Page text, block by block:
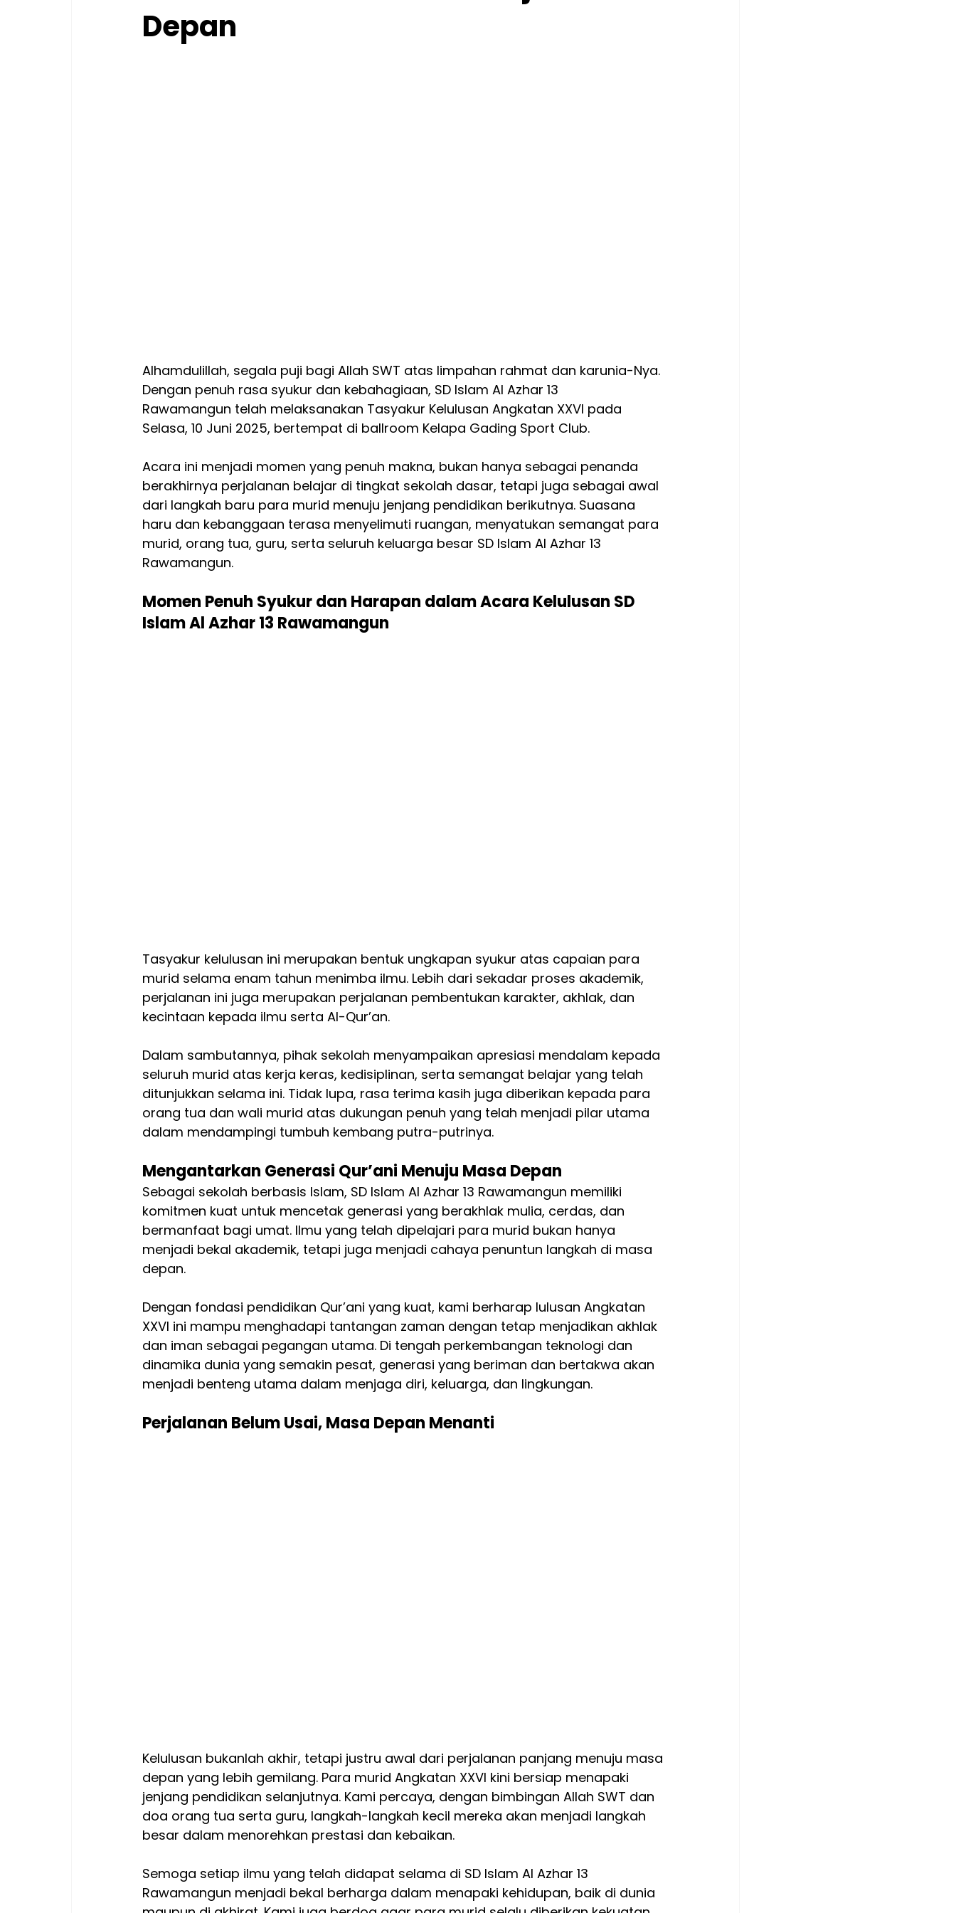
Depan
Alhamdulillah, segala puji bagi Allah SWT atas limpahan rahmat dan karunia-Nya.
Dengan penuh rasa syukur dan kebahagiaan, SD Islam Al Azhar 13
Rawamangun telah melaksanakan Tasyakur Kelulusan Angkatan XXVI pada
Selasa, 10 Juni 2025, bertempat di ballroom Kelapa Gading Sport Club.
Acara ini menjadi momen yang penuh makna, bukan hanya sebagai penanda
berakhirnya perjalanan belajar di tingkat sekolah dasar, tetapi juga sebagai awal
dari langkah baru para murid menuju jenjang pendidikan berikutnya. Suasana
haru dan kebanggaan terasa menyelimuti ruangan, menyatukan semangat para
murid, orang tua, guru, serta seluruh keluarga besar SD Islam Al Azhar 13
Rawamangun.
Momen Penuh Syukur dan Harapan dalam Acara Kelulusan SD
Islam Al Azhar 13 Rawamangun
Tasyakur kelulusan ini merupakan bentuk ungkapan syukur atas capaian para
murid selama enam tahun menimba ilmu. Lebih dari sekadar proses akademik,
perjalanan ini juga merupakan perjalanan pembentukan karakter, akhlak, dan
kecintaan kepada ilmu serta Al-Qur’an.
Dalam sambutannya, pihak sekolah menyampaikan apresiasi mendalam kepada
seluruh murid atas kerja keras, kedisiplinan, serta semangat belajar yang telah
ditunjukkan selama ini. Tidak lupa, rasa terima kasih juga diberikan kepada para
orang tua dan wali murid atas dukungan penuh yang telah menjadi pilar utama
dalam mendampingi tumbuh kembang putra-putrinya.
Mengantarkan Generasi Qur’ani Menuju Masa Depan
Sebagai sekolah berbasis Islam, SD Islam Al Azhar 13 Rawamangun memiliki
komitmen kuat untuk mencetak generasi yang berakhlak mulia, cerdas, dan
bermanfaat bagi umat. Ilmu yang telah dipelajari para murid bukan hanya
menjadi bekal akademik, tetapi juga menjadi cahaya penuntun langkah di masa
depan.
Dengan fondasi pendidikan Qur’ani yang kuat, kami berharap lulusan Angkatan
XXVI ini mampu menghadapi tantangan zaman dengan tetap menjadikan akhlak
dan iman sebagai pegangan utama. Di tengah perkembangan teknologi dan
dinamika dunia yang semakin pesat, generasi yang beriman dan bertakwa akan
menjadi benteng utama dalam menjaga diri, keluarga, dan lingkungan.
Perjalanan Belum Usai, Masa Depan Menanti
Kelulusan bukanlah akhir, tetapi justru awal dari perjalanan panjang menuju masa
depan yang lebih gemilang. Para murid Angkatan XXVI kini bersiap menapaki
jenjang pendidikan selanjutnya. Kami percaya, dengan bimbingan Allah SWT dan
doa orang tua serta guru, langkah-langkah kecil mereka akan menjadi langkah
besar dalam menorehkan prestasi dan kebaikan.
Semoga setiap ilmu yang telah didapat selama di SD Islam Al Azhar 13
Rawamangun menjadi bekal berharga dalam menapaki kehidupan, baik di dunia